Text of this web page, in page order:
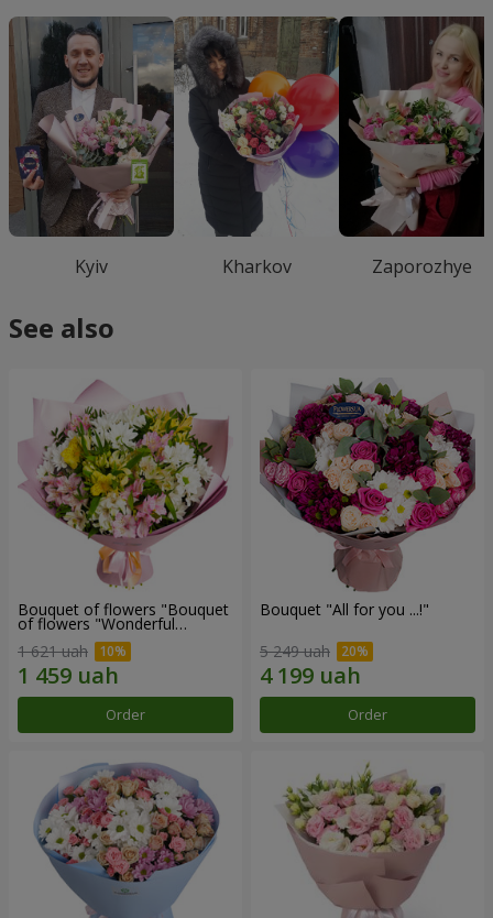
Kyiv Kharkov Zaporozhye
See also
Bouquet of flowers "Bouquet
of flowers "Wonderful
1 621 uah
Order
Bouquet "All for you ...!"
5 249 uah
Order